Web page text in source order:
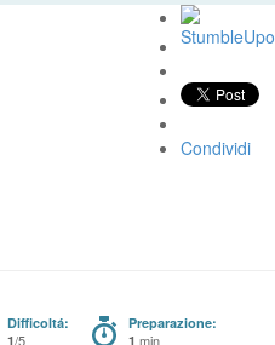
Condividi
Difficoltá:
1/5
Preparazione:
1 min